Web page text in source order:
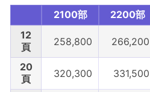
777,500 815,100
100
頁
819,200 859,500
2100部 2200部
12
頁
258,800 266,200
20
頁
320,300 331,500